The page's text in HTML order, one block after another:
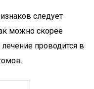
следует
можно скорее
проводится в